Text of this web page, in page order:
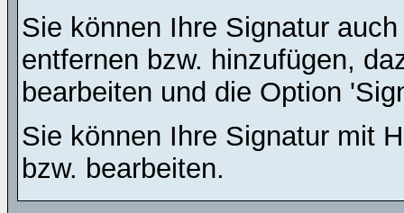
Sie können Ihre Signatur
entfernen bzw. hinzufügen,
bearbeiten und die Option
Sie können Ihre Signatur mit
bzw. bearbeiten.